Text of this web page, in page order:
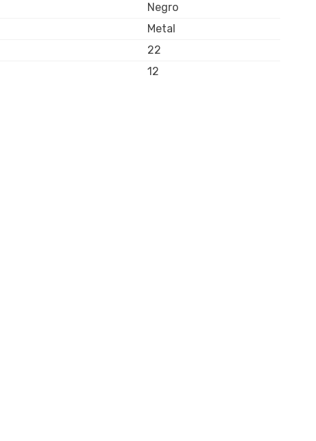
Negro
Metal
22
12